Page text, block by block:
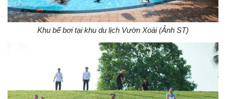
Khu bể bơi tại khu du lịch Vườn Xoài (Ảnh ST)